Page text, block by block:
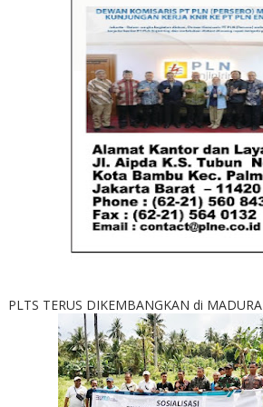
PLTS TERUS DIKEMBANGKAN di MADURA